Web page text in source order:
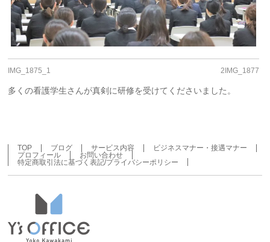
IMG_1875_1 2IMG_1877
多くの看護学生さんが真剣に研修を受けてくださいました。
TOP ブログ サービス内容
ビジネスマナー・接遇マナー
プロフィール
お問い合わせ
特定商取引法に基づく表記/プライバシーポリシー